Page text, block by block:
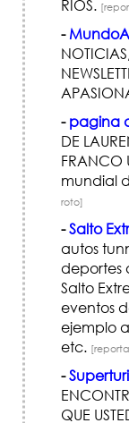
RIOS.
-
- pagina
DE
FRANCO
mundial
roto]
-Salto
autos
deportes
Salto
eventos
ejemplo
etc.
-
QUE